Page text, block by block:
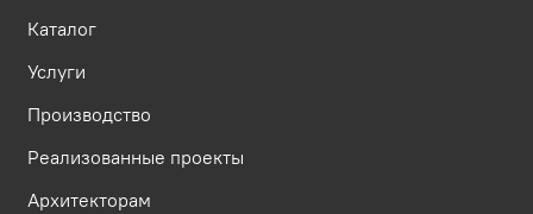
Каталог
Услуги
Производство
Реализованные проекты
Архитекторам